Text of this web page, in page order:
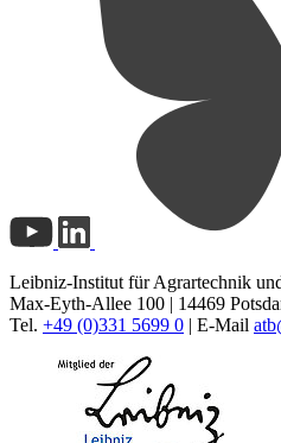
Leibniz-Institut für Agrartechnik
Max-Eyth-Allee 100 | 14469
Tel. +49 (0)331 5699 0 | E-Mail